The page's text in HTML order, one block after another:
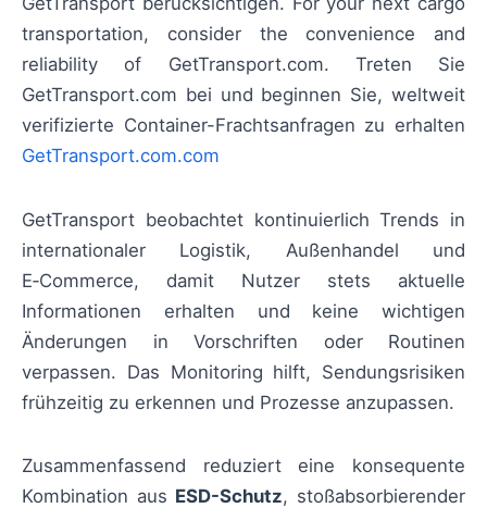
transportation, consider the convenience and
reliability of GetTransport.com. Treten Sie
GetTransport.com bei und beginnen Sie, weltweit
verifizierte Container-Frachtsanfragen zu erhalten
GetTransport.com.com
GetTransport beobachtet kontinuierlich Trends in
internationaler Logistik, Außenhandel und
E‑Commerce, damit Nutzer stets aktuelle
Informationen erhalten und keine wichtigen
Änderungen in Vorschriften oder Routinen
verpassen. Das Monitoring hilft, Sendungsrisiken
frühzeitig zu erkennen und Prozesse anzupassen.
Zusammenfassend reduziert eine konsequente
Kombination aus ESD-Schutz, stoßabsorbierender